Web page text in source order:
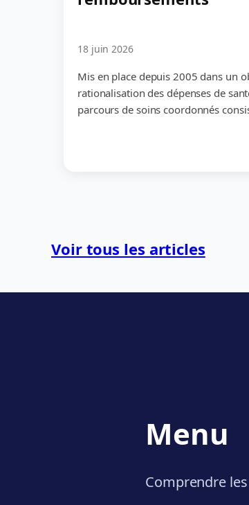
18 juin 2026
Mis en place depuis 2005 dans un
rationalisation des dépenses de
parcours de soins coordonnés
Voir tous les articles
Menu
Comprendre